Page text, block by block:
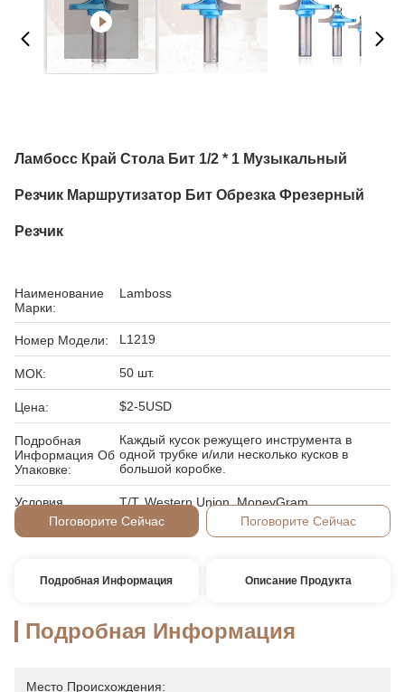
Ламбосс Край Стола Бит 1/2 * 1 Музыкальный
Резчик Маршрутизатор Бит Обрезка Фрезерный
Резчик
Наименование
Марки:
Lamboss
Номер Модели: L1219
МОК: 50 шт.
Цена: $2-5USD
Подробная
Информация Об
Упаковке:
Каждый кусок режущего инструмента в
одной трубке и/или несколько кусков в
большой коробке.
Условия
Оплаты:
T/T, Western Union, MoneyGram
Поговорите Сейчас
Поговорите Сейчас
Подробная Информация Описание Продукта
Подробная Информация
Место Происхождения: